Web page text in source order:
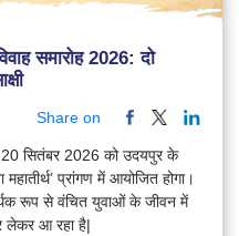
समारोह 2026: दो
Share on
20 सितंबर 2026 को उदयपुर के
प्रांगण में आयोजित होगा।
रूप से वंचित युवाओं के जीवन में
लेकर आ रहा है|